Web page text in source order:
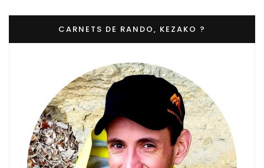
CARNETS DE RANDO, KEZAKO ?